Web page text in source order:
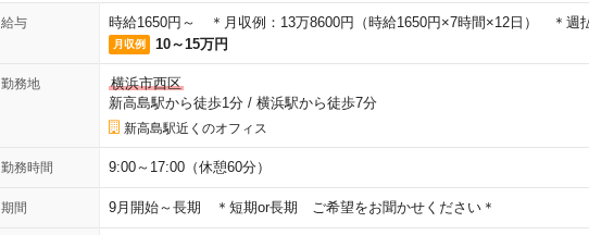
給与 時給1650円～ ＊月収例：13万8600円（時給1650円×7時間×12日） ＊週
月収例 10～15万円
勤務地
横浜市西区
新高島駅から徒歩1分/ 横浜駅から徒歩7分
新高島駅近くのオフィス
勤務時間 9:00～17:00（休憩60分）
期間 9月開始～長期 ＊短期or長期 ご希望をお聞かせください＊